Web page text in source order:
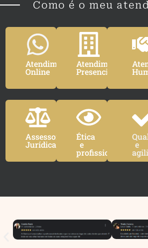
Como é o meu
Atendimento
Online
Atendimento
Presencial
Assessoria
Jurídica
Ética
e
profissionalismo
e